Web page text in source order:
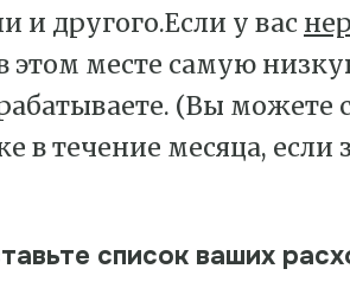
и другого.Если у вас
этом месте самую
(Вы можете
в течение месяца, если
список ваших